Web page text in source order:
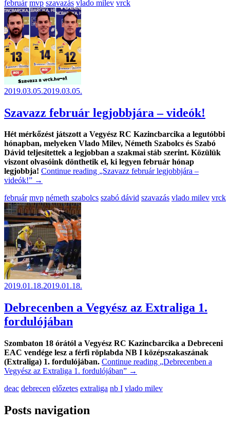
február mvp szavazás vlado milev vrck
2019.03.05.2019.03.05.
Szavazz február legjobbjára – videók!
Hét mérkőzést játszott a Vegyész RC Kazincbarcika a legutóbbi
hónapban, melyeken Vlado Milev, Németh Szabolcs és Szabó
Dávid teljesítettek a legjobban a szakmai stáb szerint. Közülük
viszont olvasóink dönthetik el, ki legyen február hónap
legjobbja! Continue reading „Szavazz február legjobbjára –
videók!” →
február mvp németh szabolcs szabó dávid szavazás vlado milev vrck
2019.01.18.2019.01.18.
Debrecenben a Vegyész az Extraliga 1.
fordulójában
Szombaton 18 órától a Vegyész RC Kazincbarcika a Debreceni
EAC vendége lesz a férfi röplabda NB I középszakaszának
(Extraliga) 1. fordulójában. Continue reading „Debrecenben a
Vegyész az Extraliga 1. fordulójában” →
deac debrecen előzetes extraliga nb I vlado milev
Posts navigation